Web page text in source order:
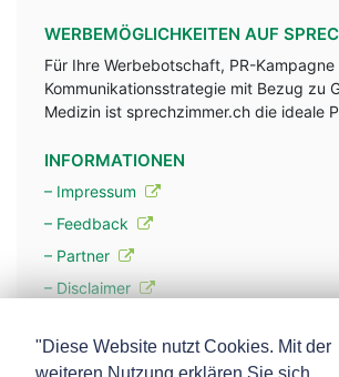
WERBEMÖGLICHKEITEN AUF
Für Ihre Werbebotschaft, PR-Kampagne
Kommunikationsstrategie mit Bezug zu
Medizin ist sprechzimmer.ch die ideale
INFORMATIONEN
– Impressum
– Feedback
– Partner
– Disclaimer
"Diese Website nutzt Cookies. Mit der